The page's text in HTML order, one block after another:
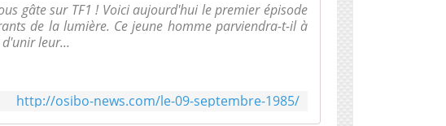
gâte sur TF1 ! Voici aujourd'hui le premier épisode
de la lumière. Ce jeune homme parviendra-t-il à
leur...
http://osibo-news.com/le-09-septembre-1985/